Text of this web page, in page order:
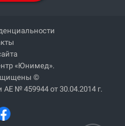
«Юнимед».
©
№ 459944 от 30.04.2014 г.